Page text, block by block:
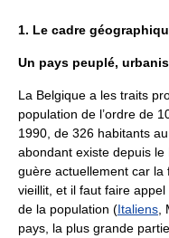
1. Le cadre
Un pays peuplé,
La Belgique a les traits
population de l’ordre de
1990, de 326 habitants
abondant existe depuis
guère actuellement car la
vieillit, et il faut faire
de la population (Italiens,
pays, la plus grande